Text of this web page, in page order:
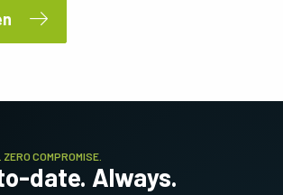
COMPROMISE.
date. Always.